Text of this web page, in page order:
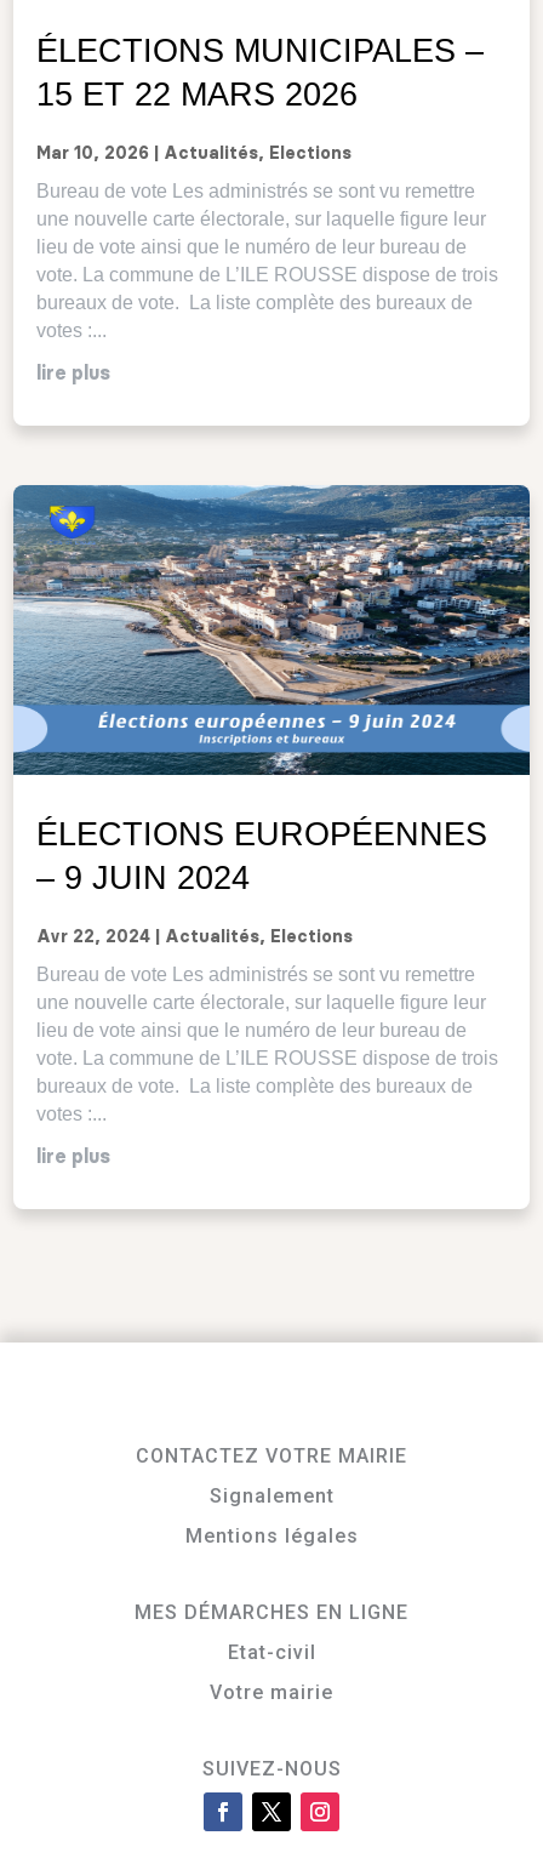
ÉLECTIONS MUNICIPALES –
15 ET 22 MARS 2026
Mar 10, 2026 Actualités, Elections
Bureau de vote Les administrés se sont vu remettre
une nouvelle carte électorale, sur laquelle figure leur
lieu de vote ainsi que le numéro de leur bureau de
vote. La commune de L’ILE ROUSSE dispose de trois
bureaux de vote. La liste complète des bureaux de
votes :...
lire plus
ÉLECTIONS EUROPÉENNES
– 9 JUIN 2024
Avr 22, 2024 Actualités, Elections
Bureau de vote Les administrés se sont vu remettre
une nouvelle carte électorale, sur laquelle figure leur
lieu de vote ainsi que le numéro de leur bureau de
vote. La commune de L’ILE ROUSSE dispose de trois
bureaux de vote. La liste complète des bureaux de
votes :...
lire plus
CONTACTEZ VOTRE MAIRIE
Signalement
Mentions légales
MES DÉMARCHES EN LIGNE
Etat-civil
Votre mairie
SUIVEZ-NOUS